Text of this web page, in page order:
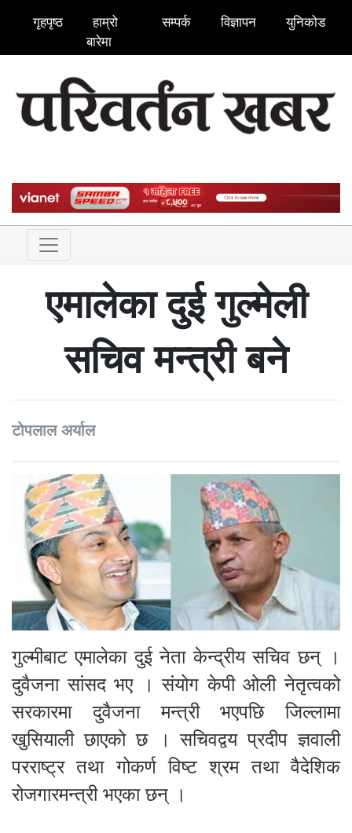
गृहपृष्ठ
हाम्रो
बारेमा
सम्पर्क विज्ञापन युनिकोड
एमालेका दुई गुल्मेली
सचिव मन्त्री बने
टोपलाल अर्याल
गुल्मीबाट एमालेका दुई नेता केन्द्रीय सचिव छन् ।
दुवैजना सांसद भए । संयोग केपी ओली नेतृत्वको
सरकारमा दुवैजना मन्त्री भएपछि जिल्लामा
खुसियाली छाएको छ । सचिवद्वय प्रदीप ज्ञवाली
परराष्ट्र तथा गोकर्ण विष्ट श्रम तथा वैदेशिक
रोजगारमन्त्री भएका छन् ।